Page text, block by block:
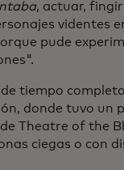
, actuar,
videntes
pude
tiempo
donde tuvo un
Theatre of the
ciegas o con